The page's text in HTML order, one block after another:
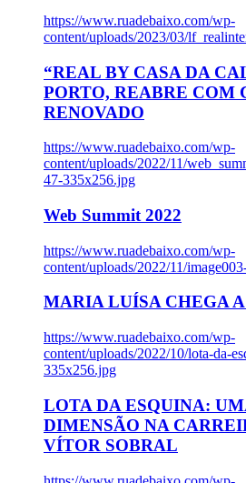
https://www.ruadebaixo.com/wp-
content/uploads/2023/03/
“REAL BY CASA DA
PORTO, REABRE COM
RENOVADO
https://www.ruadebaixo.com/wp-
content/uploads/2022/11/
47-335x256.jpg
Web Summit 2022
https://www.ruadebaixo.com/wp-
content/uploads/2022/11/
MARIA LUÍSA CHEGA
https://www.ruadebaixo.com/wp-
content/uploads/2022/10/lota-da-
335x256.jpg
LOTA DA ESQUINA:
DIMENSÃO NA
VÍTOR SOBRAL